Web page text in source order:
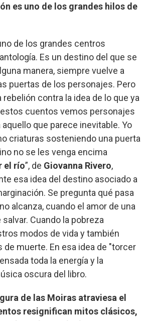
es uno de los grandes hilos de
de los grandes centros
Es un destino del que se
manera, siempre vuelve a
puertas de los personajes. Pero
contra la idea de lo que ya
cuentos vemos personajes
que parece inevitable. Yo
criaturas sosteniendo una puerta
no se les venga encima
el río”, de Giovanna Rivero,
esa idea del destino asociado a
Se pregunta qué pasa
alcanza, cuando el amor de una
Cuando la pobreza
modos de vida y también
muerte. En esa idea de "torcer
toda la energía y la
oscura del libro.
de las Moiras atraviesa el
resignifican mitos clásicos,